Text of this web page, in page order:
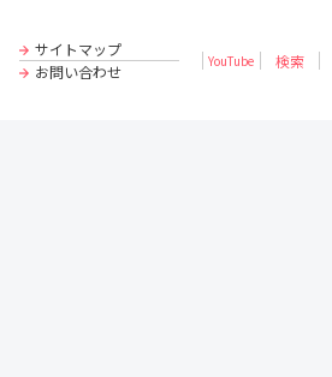
サイトマップ
お問い合わせ
YouTube 検索